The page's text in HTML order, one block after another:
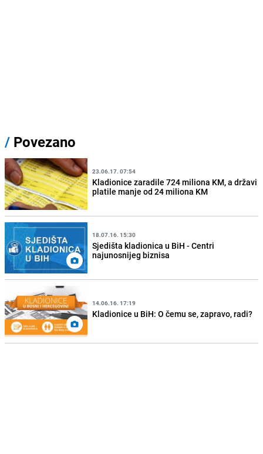
/ Povezano
23.06.17. 07:54
Kladionice zaradile 724 miliona KM, a državi
platile manje od 24 miliona KM
18.07.16. 15:30
Sjedišta kladionica u BiH - Centri
najunosnijeg biznisa
14.06.16. 17:19
Kladionice u BiH: O čemu se, zapravo, radi?